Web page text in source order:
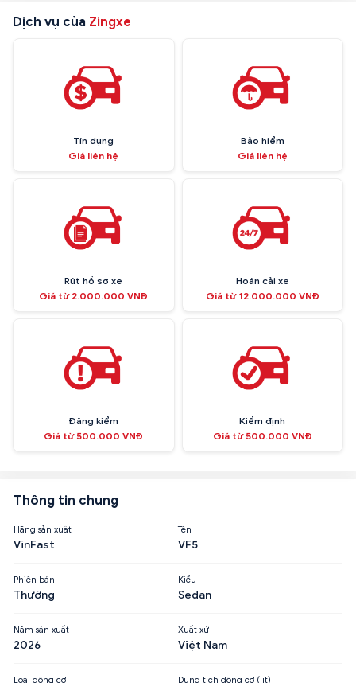
Dịch vụ của Zingxe
Tín dụng
Giá liên hệ
Bảo hiểm
Giá liên hệ
Rút hồ sơ xe
Giá từ 2.000.000 VNĐ
Hoán cải xe
Giá từ 12.000.000 VNĐ
Đăng kiểm
Giá từ 500.000 VNĐ
Kiểm định
Giá từ 500.000 VNĐ
Thông tin chung
Hãng sản xuất
VinFast
Tên
VF5
Phiên bản
Thường
Kiểu
Sedan
Năm sản xuất
2026
Xuất xứ
Việt Nam
Loại động cơ Dung tích động cơ (lít)